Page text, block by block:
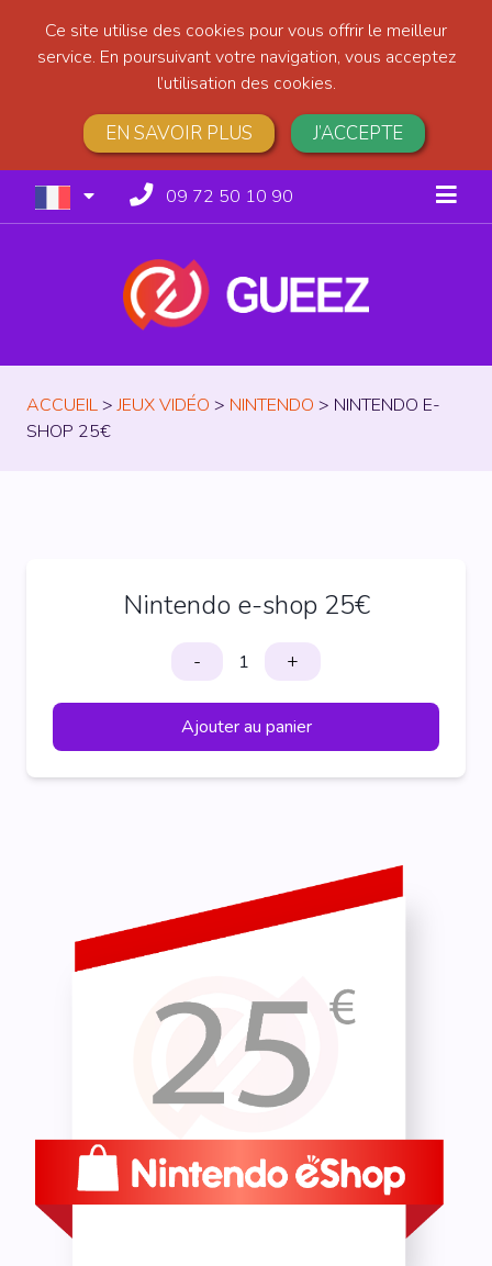
Ce site utilise des cookies pour vous offrir le meilleur
service. En poursuivant votre navigation, vous acceptez
l’utilisation des cookies.
EN SAVOIR PLUS J’ACCEPTE
09 72 50 10 90
ACCUEIL>JEUX VIDÉO > NINTENDO > NINTENDO E-
SHOP 25€
Nintendo e-shop 25€
- +
Ajouter au panier